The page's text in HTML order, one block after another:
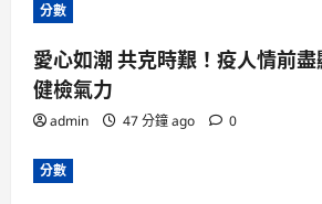
分數
愛心如潮 共克時艱！疫人情前
健檢氣力
admin 47 分鐘 ago 0
分數